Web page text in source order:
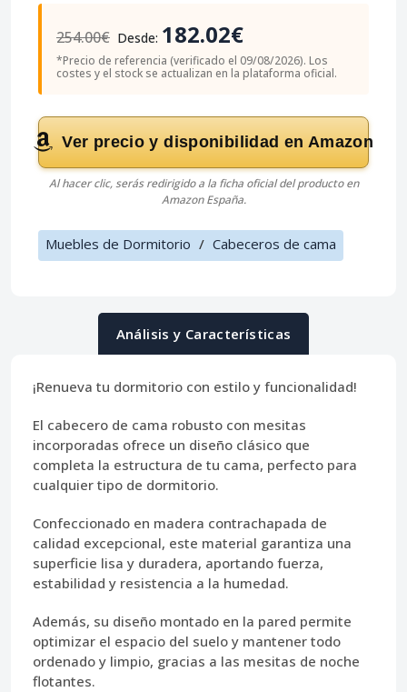
254.00€ Desde: 182.02€
*Precio de referencia (verificado el 09/08/2026). Los
costes y el stock se actualizan en la plataforma oficial.
Ver precio y disponibilidad en Amazon
Al hacer clic, serás redirigido a la ficha oficial del producto en
Amazon España.
Muebles de Dormitorio / Cabeceros de cama
Análisis y Características
¡Renueva tu dormitorio con estilo y funcionalidad!
El cabecero de cama robusto con mesitas
incorporadas ofrece un diseño clásico que
completa la estructura de tu cama, perfecto para
cualquier tipo de dormitorio.
Confeccionado en madera contrachapada de
calidad excepcional, este material garantiza una
superficie lisa y duradera, aportando fuerza,
estabilidad y resistencia a la humedad.
Además, su diseño montado en la pared permite
optimizar el espacio del suelo y mantener todo
ordenado y limpio, gracias a las mesitas de noche
flotantes.